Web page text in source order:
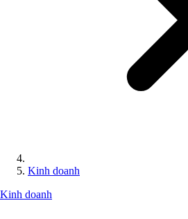
Kinh doanh
Kinh doanh